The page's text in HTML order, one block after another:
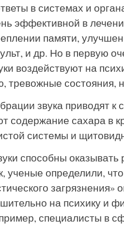
в системах и
эффективной в
памяти,
и др. Но в первую
воздействуют на
тревожные состояния,
звука приводят
содержание сахара в
системы и
способны
ученые определили,
на психику и
специалисты в